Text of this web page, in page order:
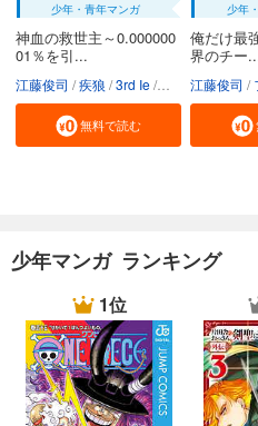
少年・青年マンガ
神血の救世主～0.000000
01％を引...
江藤俊司 疾狼 3rd Ie Studio No.9
無料で読む
少年
俺だけ最
界のチー
江藤俊司
少年マンガ ランキング
1位